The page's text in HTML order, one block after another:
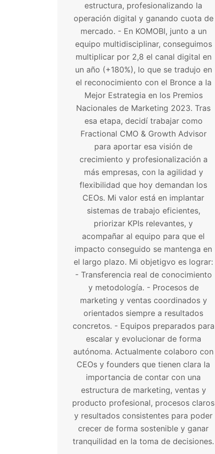
estructura, profesionalizando la
operación digital y ganando cuota de
mercado. - En KOMOBI, junto a un
equipo multidisciplinar, conseguimos
multiplicar por 2,8 el canal digital en
un año (+180%), lo que se tradujo en
el reconocimiento con el Bronce a la
Mejor Estrategia en los Premios
Nacionales de Marketing 2023. Tras
esa etapa, decidí trabajar como
Fractional CMO & Growth Advisor
para aportar esa visión de
crecimiento y profesionalización a
más empresas, con la agilidad y
flexibilidad que hoy demandan los
CEOs. Mi valor está en implantar
sistemas de trabajo eficientes,
priorizar KPIs relevantes, y
acompañar al equipo para que el
impacto conseguido se mantenga en
el largo plazo. Mi objetigvo es lograr:
- Transferencia real de conocimiento
y metodología. - Procesos de
marketing y ventas coordinados y
orientados siempre a resultados
concretos. - Equipos preparados para
escalar y evolucionar de forma
autónoma. Actualmente colaboro con
CEOs y founders que tienen clara la
importancia de contar con una
estructura de marketing, ventas y
producto profesional, procesos claros
y resultados consistentes para poder
crecer de forma sostenible y ganar
tranquilidad en la toma de decisiones.